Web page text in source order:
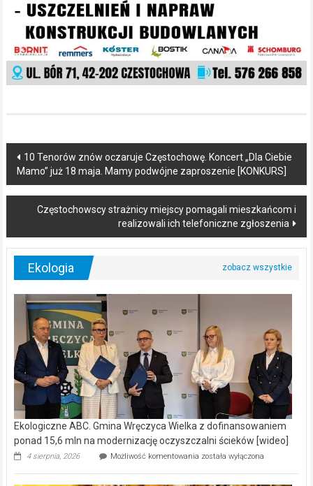
Post
navigation
10 Tenorów znów oczaruje Częstochowę. Koncert „Dla Ciebie
Mamo” już 18 maja. Mamy podwójne zaproszenie [KONKURS]
Częstochowscy strażnicy miejscy pomagali mieszkańcom i
realizowali ich telefoniczne zgłoszenia
Ekologia
Ekologiczne ABC. Gmina Wręczyca Wielka z dofinansowaniem
ponad 15,6 mln na modernizację oczyszczalni ścieków [wideo]
4 sierpnia, 2026 Możliwość komentowania Ekologiczne
została wyłączona